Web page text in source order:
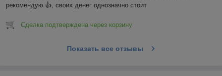
рекомендую 👍, своих денег однозначно стоит
Сделка подтверждена через корзину
Показать все отзывы